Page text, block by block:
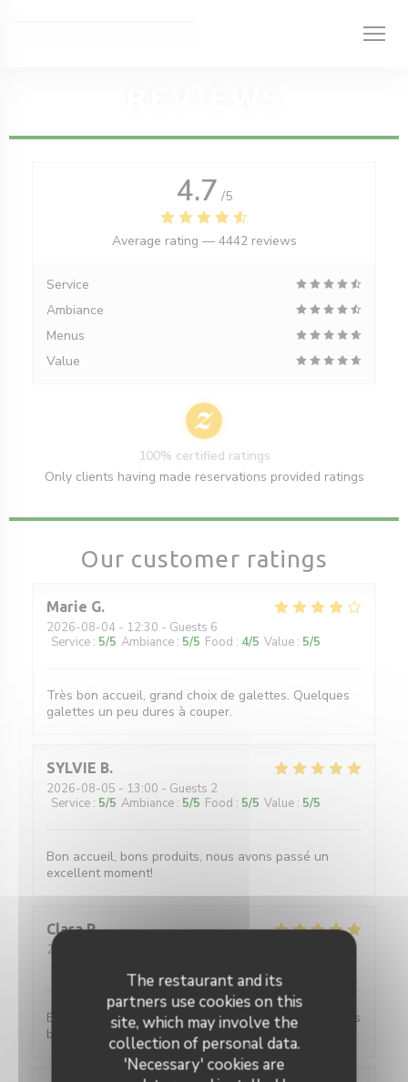
The restaurant and its
partners use cookies on this
site, which may involve the
collection of personal data.
'Necessary' cookies are
Our customer ratings
Marie G
2026-08-04 - 12:30 - Guests 6
Service : 5/5 Ambiance : 5/5 Food : 4/5 Value : 5/5
Très bon accueil, grand choix de galettes. Quelques
galettes un peu dures à couper.
SYLVIE B
2026-08-05 - 13:00 - Guests 2
Service : 5/5 Ambiance : 5/5 Food : 5/5 Value : 5/5
Bon accueil, bons produits, nous avons passé un
excellent moment!
Clara P
2026-08-05
Excellente restaurant, plats très copieux, avec un très
bon rapport qualité prix je recommande !
4.7 /5
Average rating — 4442 reviews
Service
Ambiance
Menus
Value
100% certified ratings
Only clients having made reservations provided ratings